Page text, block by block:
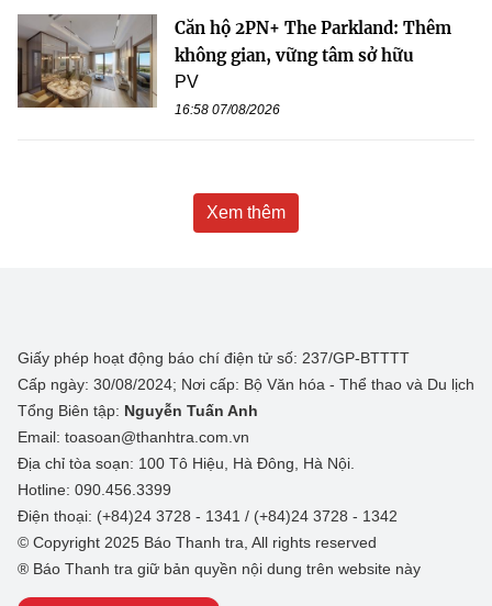
Căn hộ 2PN+ The Parkland: Thêm
không gian, vững tâm sở hữu
PV
16:58 07/08/2026
Xem thêm
Giấy phép hoạt động báo chí điện tử số: 237/GP-BTTTT
Cấp ngày: 30/08/2024; Nơi cấp: Bộ Văn hóa - Thể thao và Du lịch
Tổng Biên tập: Nguyễn Tuấn Anh
Email: toasoan@thanhtra.com.vn
Địa chỉ tòa soạn: 100 Tô Hiệu, Hà Đông, Hà Nội.
Hotline: 090.456.3399
Điện thoại: (+84)24 3728 - 1341 / (+84)24 3728 - 1342
© Copyright 2025 Báo Thanh tra, All rights reserved
® Báo Thanh tra giữ bản quyền nội dung trên website này